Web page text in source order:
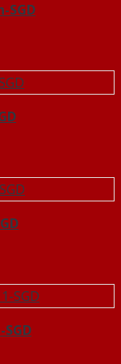
SGD